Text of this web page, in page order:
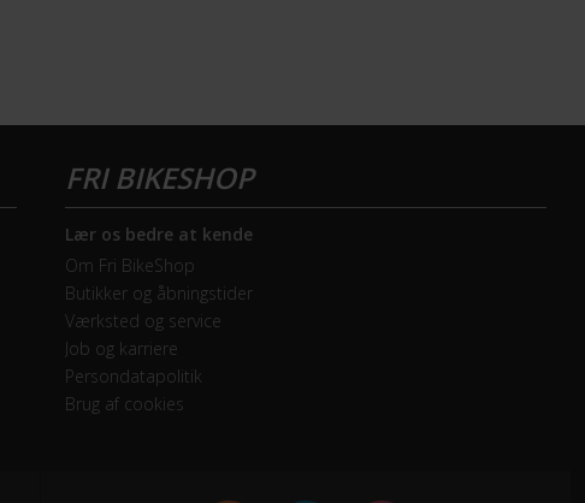
Lær os bedre at kende
Om Fri BikeShop
Butikker og åbningstider
Værksted og service
Job og karriere
Persondatapolitik
Brug af cookies